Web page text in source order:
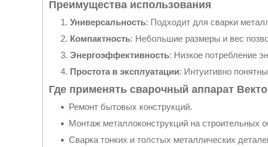
Преимущества использования
Универсальность: Подходит для сварки
Компактность: Небольшие размеры и вес
Энергоэффективность: Низкое потребление
Простота в эксплуатации: Интуитивно
Где применять сварочный аппарат
Ремонт бытовых конструкций.
Монтаж металлоконструкций на строительных
Сварка тонких и толстых металлических